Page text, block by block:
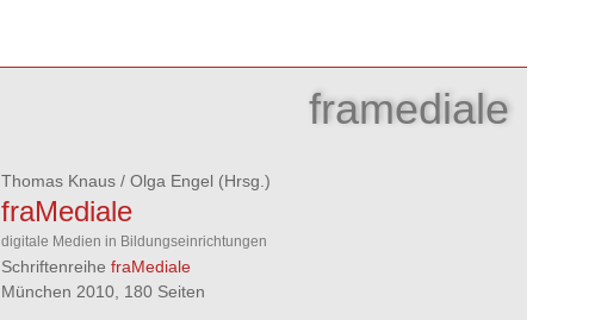
framediale
Thomas Knaus / Olga Engel (Hrsg.)
fraMediale
digitale Medien in Bildungseinrichtungen
Schriftenreihe fraMediale
München 2010, 180 Seiten